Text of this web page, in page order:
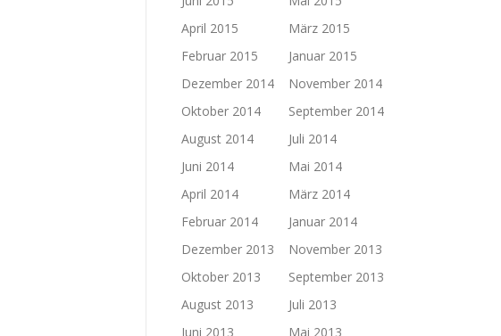
April 2015
März 2015
Februar 2015
Januar 2015
Dezember 2014
November 2014
Oktober 2014
September 2014
August 2014
Juli 2014
Juni 2014
Mai 2014
April 2014
März 2014
Februar 2014
Januar 2014
Dezember 2013
November 2013
Oktober 2013
September 2013
August 2013
Juli 2013
Juni 2013
Mai 2013